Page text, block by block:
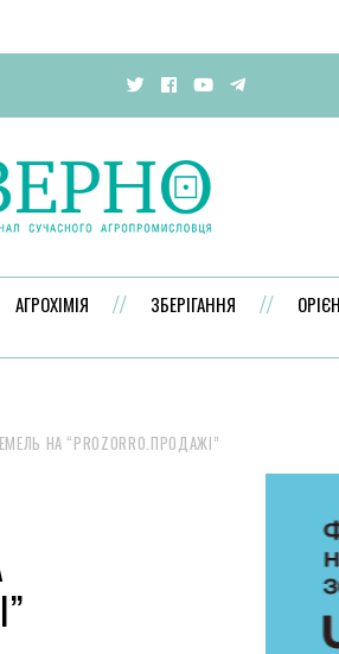
АГРОХІМІЯ ЗБЕРІГАННЯ
НА “PROZORRO.ПРОДАЖІ”